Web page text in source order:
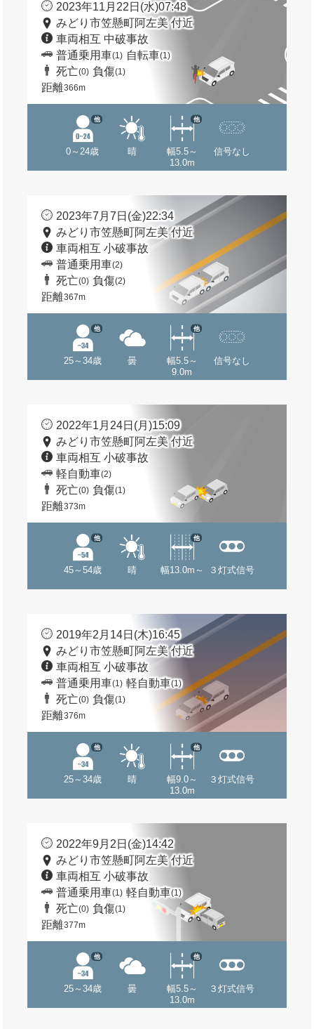
2023年11月22日(水)07:48
みどり市笠懸町阿左美 付近
車両相互 中破事故
普通乗用車(1) 自転車(1)
死亡(0) 負傷(1)
距離366m
0～24歳
他
晴
幅5.5～
13.0m
他
信号なし
2023年7月7日(金)22:34
みどり市笠懸町阿左美 付近
車両相互 小破事故
普通乗用車(2)
死亡(0) 負傷(2)
距離367m
25～34歳
他
曇
幅5.5～
9.0m
他
信号なし
2022年1月24日(月)15:09
みどり市笠懸町阿左美 付近
車両相互 小破事故
軽自動車(2)
死亡(0) 負傷(1)
距離373m
45～54歳
他
晴 幅13.0m～
他
３灯式信号
2019年2月14日(木)16:45
みどり市笠懸町阿左美 付近
車両相互 小破事故
普通乗用車(1) 軽自動車(1)
死亡(0) 負傷(1)
距離376m
25～34歳
他
晴
幅9.0～
13.0m
他
３灯式信号
2022年9月2日(金)14:42
みどり市笠懸町阿左美 付近
車両相互 小破事故
普通乗用車(1) 軽自動車(1)
死亡(0) 負傷(1)
距離377m
25～34歳
他
曇
幅5.5～
13.0m
他
３灯式信号